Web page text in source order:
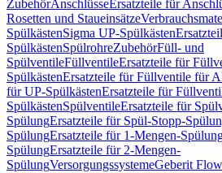
ZubehörAnschlüsseErsatzteile für
Rosetten und Staueinsätze
SpülkästenSigma UP-Spülkästen
SpülkästenSpülrohreZubehörFüll- und
SpülventileFüllventileErsatzteile für
SpülkästenErsatzteile für Füllventile für
für UP-SpülkästenErsatzteile für
SpülkästenSpülventileErsatzteile für
SpülungErsatzteile für Spül-Stopp-
SpülungErsatzteile für 1-Mengen-
SpülungErsatzteile für 2-Mengen-
SpülungVersorgungssystemeGeberit